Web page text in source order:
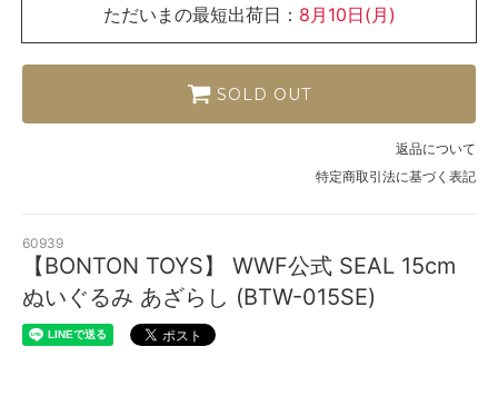
ただいまの最短出荷日： 8月10日(月)
SOLD OUT
返品について
特定商取引法に基づく表記
60939
【BONTON TOYS】 WWF公式 SEAL 15cm
ぬいぐるみ あざらし (BTW-015SE)